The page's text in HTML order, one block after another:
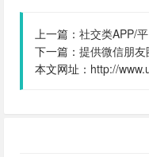
上一篇： 社交类APP/
下一篇： 提供微信朋友圈广告全行
本文网址： http://